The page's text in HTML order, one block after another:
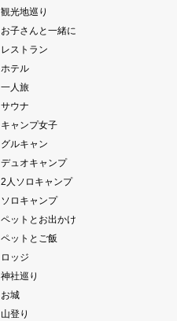
観光地巡り
お子さんと一緒に
レストラン
ホテル
一人旅
サウナ
キャンプ女子
グルキャン
デュオキャンプ
2人ソロキャンプ
ソロキャンプ
ペットとお出かけ
ペットとご飯
ロッジ
神社巡り
お城
山登り